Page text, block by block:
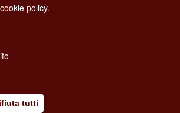
e Moda.
policy.
tutti